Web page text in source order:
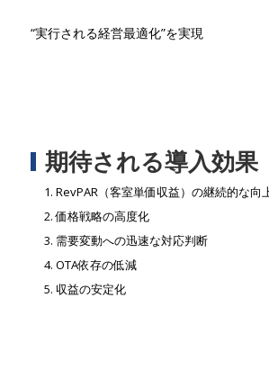
“実行される経営最適化”を実現
期待される導入効果
RevPAR（客室単価収益）の継続的な向
価格戦略の高度化
需要変動への迅速な対応判断
OTA依存の低減
収益の安定化